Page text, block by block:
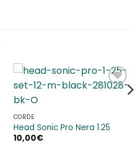
CORDE
Head Sonic Pro Nera 1.25
10,00€